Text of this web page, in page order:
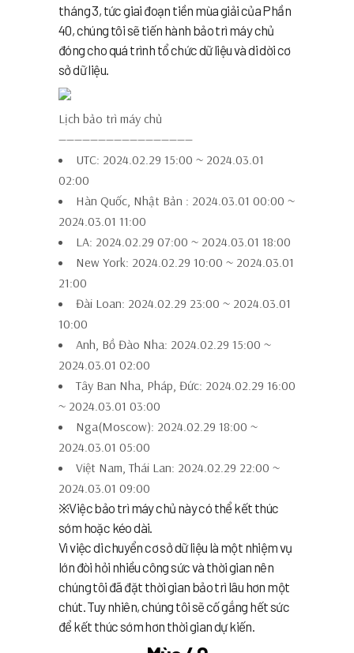
tháng 3, tức giai đoạn tiền mùa giải của Phần
40, chúng tôi sẽ tiến hành bảo trì máy chủ
đóng cho quá trình tổ chức dữ liệu và di dời cơ
sở dữ liệu.
Lịch bảo trì máy chủ
—————————————————
UTC: 2024.02.29 15:00 ~ 2024.03.01
02:00
Hàn Quốc, Nhật Bản : 2024.03.01 00:00 ~
2024.03.01 11:00
LA: 2024.02.29 07:00 ~ 2024.03.01 18:00
New York: 2024.02.29 10:00 ~ 2024.03.01
21:00
Đài Loan: 2024.02.29 23:00 ~ 2024.03.01
10:00
Anh, Bồ Đào Nha: 2024.02.29 15:00 ~
2024.03.01 02:00
Tây Ban Nha, Pháp, Đức: 2024.02.29 16:00
~ 2024.03.01 03:00
Nga(Moscow): 2024.02.29 18:00 ~
2024.03.01 05:00
Việt Nam, Thái Lan: 2024.02.29 22:00 ~
2024.03.01 09:00
※Việc bảo trì máy chủ này có thể kết thúc
sớm hoặc kéo dài.
Vì việc di chuyển cơ sở dữ liệu là một nhiệm vụ
lớn đòi hỏi nhiều công sức và thời gian nên
chúng tôi đã đặt thời gian bảo trì lâu hơn một
chút. Tuy nhiên, chúng tôi sẽ cố gắng hết sức
để kết thúc sớm hơn thời gian dự kiến.